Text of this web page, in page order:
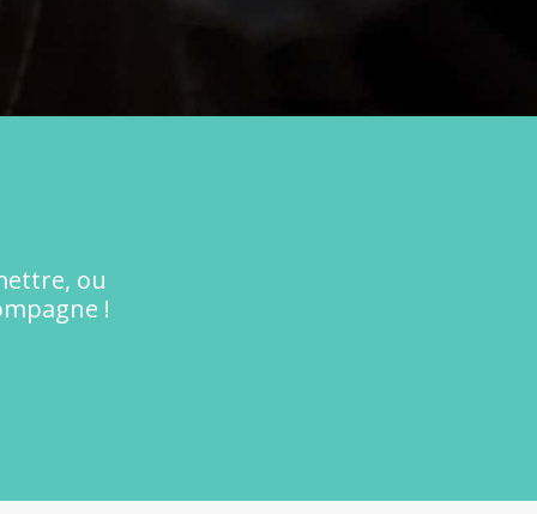
ou
!